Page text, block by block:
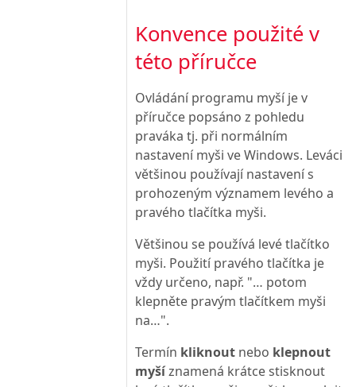
Konvence použité v
této příručce
Ovládání programu myší je v
příručce popsáno z pohledu
praváka tj. při normálním
nastavení myši ve Windows. Leváci
většinou používají nastavení s
prohozeným významem levého a
pravého tlačítka myši.
Většinou se používá levé tlačítko
myši. Použití pravého tlačítka je
vždy určeno, např. "… potom
klepněte pravým tlačítkem myši
na…".
Termín kliknout nebo klepnout
myšíznamená krátce stisknout